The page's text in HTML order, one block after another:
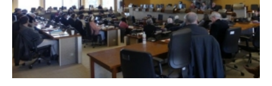
Médiation
et
Délégués
du
Défenseur